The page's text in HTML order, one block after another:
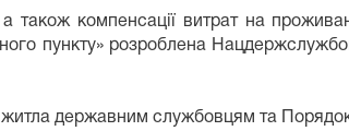
компенсації витрат на
пункту» розроблена
державним службовцям та